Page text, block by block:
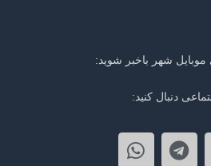
موبایل شهر باخبر شوید:
دنبال کنید: